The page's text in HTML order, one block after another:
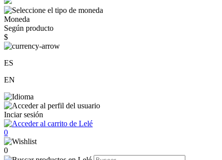
Moneda
Según producto
$
ES
EN
Inciar sesión
0
0